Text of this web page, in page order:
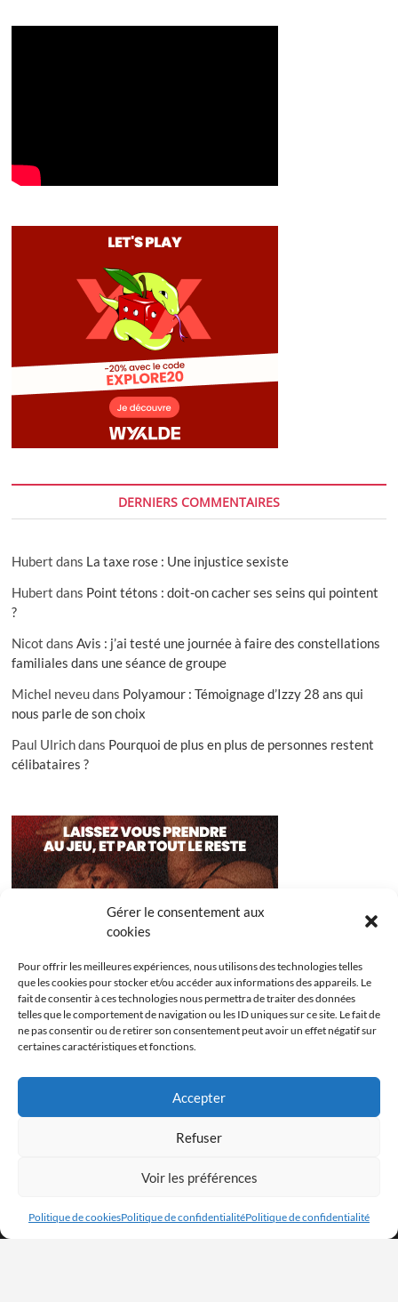
Gérer le consentement aux
cookies
Pour offrir les meilleures expériences, nous utilisons des technologies telles
que les cookies pour stocker et/ou accéder aux informations des appareils. Le
fait de consentir à ces technologies nous permettra de traiter des données
telles que le comportement de navigation ou les ID uniques sur ce site. Le fait de
ne pas consentir ou de retirer son consentement peut avoir un effet négatif sur
certaines caractéristiques et fonctions.
Accepter
Refuser
Voir les préférences
Politique de cookiesPolitique de confidentialitéPolitique de confidentialité
DERNIERS COMMENTAIRES
Hubert dans La taxe rose : Une injustice sexiste
Hubert dans Point tétons : doit-on cacher ses seins qui pointent
?
Nicot dansAvis : j’ai testé une journée à faire des constellations
familiales dans une séance de groupe
Michel neveudans Polyamour : Témoignage d’Izzy 28 ans qui
nous parle de son choix
Paul Ulrichdans Pourquoi de plus en plus de personnes restent
célibataires ?